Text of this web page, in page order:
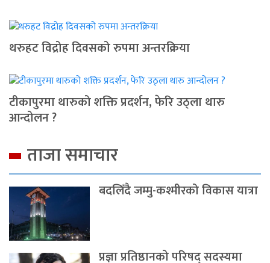
थरुहट विद्रोह दिवसको रुपमा अन्तरक्रिया
टीकापुरमा थारुको शक्ति प्रदर्शन, फेरि उठ्ला थारु
आन्दोलन ?
ताजा समाचार
बदलिँदै जम्मु-कश्मीरको विकास यात्रा
प्रज्ञा प्रतिष्ठानको परिषद् सदस्यमा